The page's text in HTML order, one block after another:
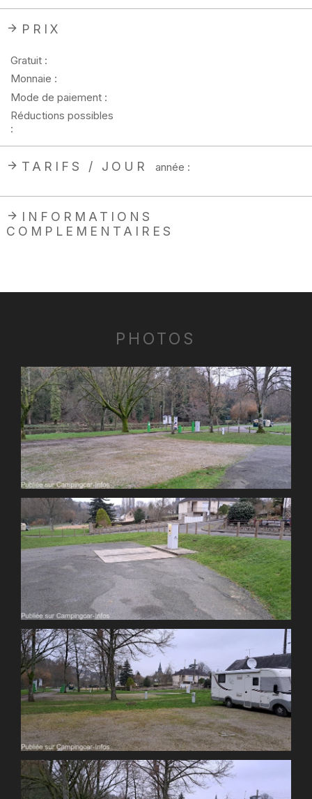
PRIX
Gratuit :
Monnaie :
Mode de paiement :
Réductions possibles
:
TARIFS / JOUR année :
INFORMATIONS
COMPLEMENTAIRES
PHOTOS